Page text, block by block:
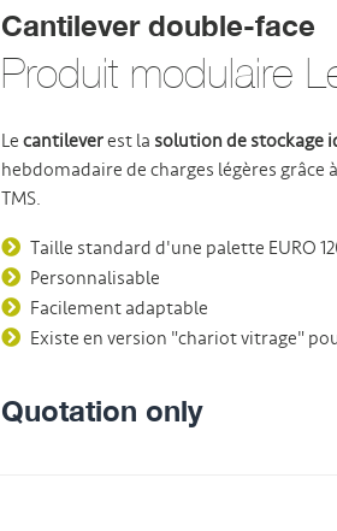
Cantilever double-face
Produit modulaire
Le cantileverest la solution de stockage
hebdomadaire de charges légères grâce
TMS.
Taille standard d'une palette EURO
Personnalisable
Facilement adaptable
Existe en version "chariot vitrage"
Quotation only